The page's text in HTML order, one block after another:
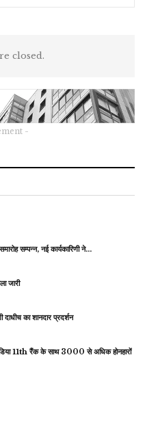
closed.
-
सम्पन्न, नई कार्यकारिणी ने…
जारी
का शानदार प्रदर्शन
11th रैंक के साथ 3000 से अधिक होनहारों